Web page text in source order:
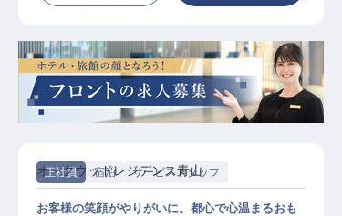
正社員 宿泊 サービススタッフ
オークウッドレジデンス青山
お客様の笑顔がやりがいに。都心で心温まるおも